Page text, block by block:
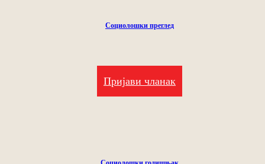
Социолошки преглед
Пријави чланак